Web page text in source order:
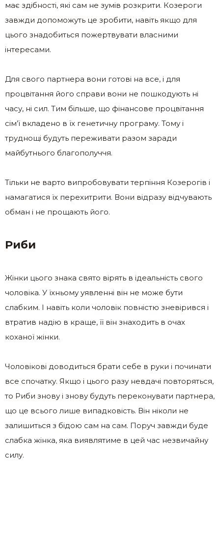
має здібності, які сам не зумів розкрити. Козероги
завжди допоможуть це зробити, навіть якщо для
цього знадобиться пожертвувати власними
інтересами.
Для свого партнера вони готові на все, і для
процвітання його справи вони не пошкодують ні
часу, ні сил. Тим більше, що фінансове процвітання
сім’ї вкладено в їх генетичну програму. Тому і
труднощі будуть переживати разом заради
майбутнього благополуччя.
Тільки не варто випробовувати терпіння Козерогів і
намагатися їх перехитрити. Вони відразу відчувають
обман і не прощають його.
Риби
Жінки цього знака свято вірять в ідеальність свого
чоловіка. У їхньому уявленні він не може бути
слабким. І навіть коли чоловік повністю зневірився і
втратив надію в краще, її він знаходить в очах
коханої жінки.
Чоловікові доводиться брати себе в руки і починати
все спочатку. Якщо і цього разу невдачі повторяться,
то Риби знову і знову будуть переконувати партнера,
що це всього лише випадковість. Він ніколи не
залишиться з бідою сам на сам. Поруч завжди буде
слабка жінка, яка виявлятиме в цей час незвичайну
силу.